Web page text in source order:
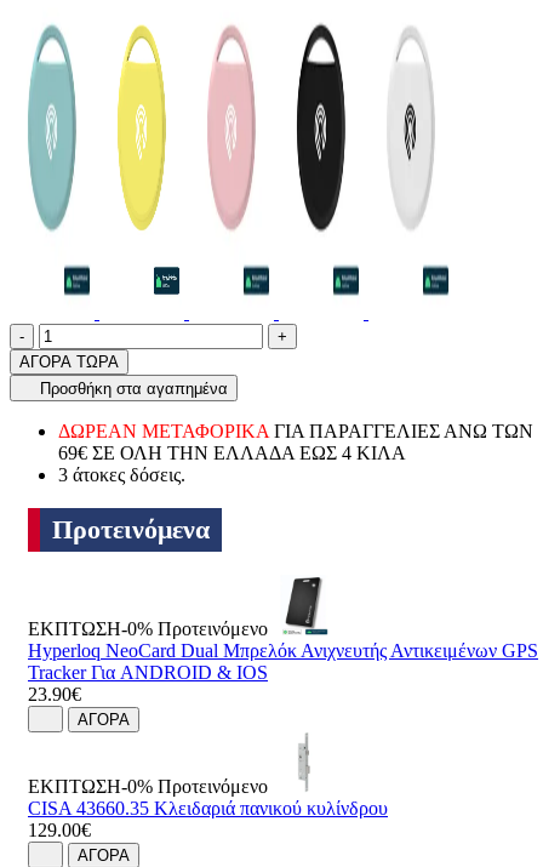
Ποσότητα
-product.increase.quantity +
ΑΓΟΡΑ ΤΩΡΑ
Προσθήκη στα αγαπημένα
ΔΩΡΕΑΝ ΜΕΤΑΦΟΡΙΚΑ ΓΙΑ ΠΑΡΑΓΓΕΛΙΕΣ ΑΝΩ ΤΩΝ
69€ ΣΕ ΟΛΗ ΤΗΝ ΕΛΛΑΔΑ ΕΩΣ 4 ΚΙΛΑ
3 άτοκες δόσεις.
Προτεινόμενα
ΕΚΠΤΩΣΗ-0% Προτεινόμενο
Hyperloq NeoCard Dual Μπρελόκ Ανιχνευτής Αντικειμένων GPS
Tracker Για ANDROID & IOS
23.90€
ΑΓΟΡΑ
ΕΚΠΤΩΣΗ-0% Προτεινόμενο
CISA 43660.35 Κλειδαριά πανικού κυλίνδρου
129.00€
ΑΓΟΡΑ